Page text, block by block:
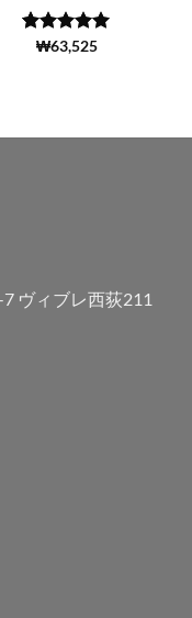
5 중에서
(188)
₩63,525
ヴィブレ西荻211